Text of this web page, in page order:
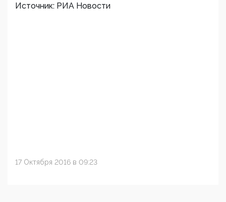
Источник: РИА Новости
17 Октября 2016 в 09:23